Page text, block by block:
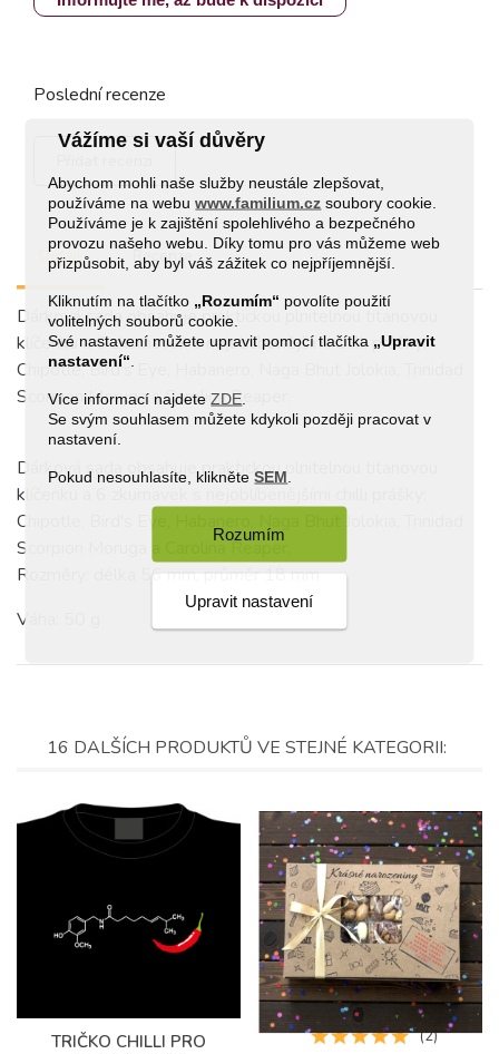
Vážíme si vaší důvěry
Abychom mohli naše služby neustále zlepšovat,
používáme na webuwww.familium.cz soubory cookie.
Používáme je k zajištění spolehlivého a bezpečného
provozu našeho webu. Díky tomu pro vás můžeme web
přizpůsobit, aby byl váš zážitek co nejpříjemnější.
Kliknutím na tlačítko „Rozumím“ povolíte použití
volitelných souborů cookie.
Své nastavení můžete upravit pomocí tlačítka „Upravit
nastavení“
Více informací najdeteZDE
Se svým souhlasem můžete kdykoli později pracovat v
nastavení.
Pokud nesouhlasíte, klikněteSEM
Rozumím
Upravit nastavení
Detail Recenze
Dárková sada obsahuje praktickou plnitelnou titanovou
klíčenku a 6 zkumavek s nejoblíbenějšími chilli prášky:
Chipotle, Bird's Eye, Habanero, Naga Bhut Jolokia, Trinidad
Scorpion Moruga a Carolina Reaper.
Dárková sada obsahuje praktickou plnitelnou titanovou
klíčenku a 6 zkumavek s nejoblíbenějšími chilli prášky:
Chipotle, Bird's Eye, Habanero, Naga Bhut Jolokia, Trinidad
Scorpion Moruga a Carolina Reaper.
Rozměry: délka 56 mm, průměr 18 mm
Váha: 50 g
Poslední recenze
16 DALŠÍCH PRODUKTŮ VE STEJNÉ KATEGORII:
TRIČKO CHILLI PRO
(2)